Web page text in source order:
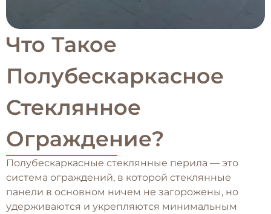
Что Такое
Полубескаркасное
Стеклянное
Ограждение?
Полубескаркасные стеклянные перила — это
система ограждений, в которой стеклянные
панели в основном ничем не загорожены, но
удерживаются и укрепляются минимальным